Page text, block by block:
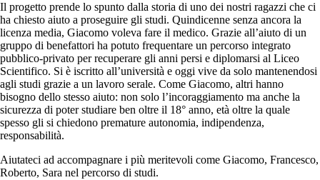
Il progetto prende lo spunto dalla storia di uno dei nostri ragazzi che ci
ha chiesto aiuto a proseguire gli studi. Quindicenne senza ancora la
licenza media, Giacomo voleva fare il medico. Grazie all’aiuto di un
gruppo di benefattori ha potuto frequentare un percorso integrato
pubblico-privato per recuperare gli anni persi e diplomarsi al Liceo
Scientifico. Si è iscritto all’università e oggi vive da solo mantenendosi
agli studi grazie a un lavoro serale. Come Giacomo, altri hanno
bisogno dello stesso aiuto: non solo l’incoraggiamento ma anche la
sicurezza di poter studiare ben oltre il 18° anno, età oltre la quale
spesso gli si chiedono premature autonomia, indipendenza,
responsabilità.
Aiutateci ad accompagnare i più meritevoli come Giacomo, Francesco,
Roberto, Sara nel percorso di studi.